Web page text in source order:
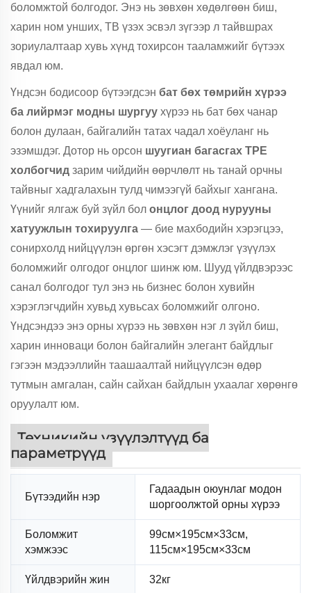
боломжтой болгодог. Энэ нь зөвхөн хөдөлгөөн биш,
харин ном унших, ТВ үзэх эсвэл зүгээр л тайвшрах
зориулалтаар хувь хүнд тохирсон тааламжийг бүтээх
явдал юм.
Үндсэн бодисоор бүтээгдсэн бат бөх төмрийн хүрээ
ба лийрмэг модны шургуу хүрээ нь бат бөх чанар
болон дулаан, байгалийн татах чадал хоёуланг нь
эзэмшдэг. Дотор нь орсон шуугиан багасгах TPE
холбогчид зарим чийдийн өөрчлөлт нь танай орчны
тайвныг хадгалахын тулд чимээгүй байхыг хангана.
Үүнийг ялгаж буй зүйл бол онцлог доод нурууны
хатуужлын тохируулга — бие махбодийн хэрэгцээ,
сонирхолд нийцүүлэн өргөн хэсэгт дэмжлэг үзүүлэх
боломжийг олгодог онцлог шинж юм. Шууд үйлдвэрээс
санал болгодог тул энэ нь бизнес болон хувийн
хэрэглэгчдийн хувьд хувьсах боломжийг олгоно.
Үндсэндээ энэ орны хүрээ нь зөвхөн нэг л зүйл биш,
харин инноваци болон байгалийн элегант байдлыг
гэгээн мэдээллийн таашаалтай нийцүүлсэн өдөр
тутмын амгалан, сайн сайхан байдлын ухаалаг хөрөнгө
оруулалт юм.
Техникийн үзүүлэлтүүд ба
параметрүүд
Бүтээдийн нэр
Гадаадын оюунлаг модон
шоргоолжтой орны хүрээ
Боломжит
хэмжээс
99см×195см×33см,
115см×195см×33см
Үйлдвэрийн жин 32кг